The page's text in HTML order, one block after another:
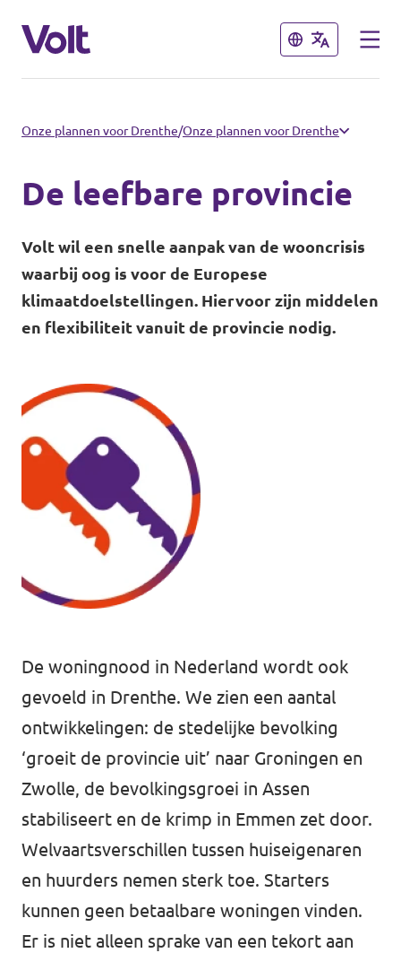
Sluiten
Sluiten
Over Volt
Nieuws
Agenda
Vacatures
Documenten
Onze plannen voor Drenthe/Onze plannen voor Drenthe
De leefbare provincie
Volt wil een snelle aanpak van de wooncrisis
waarbij oog is voor de Europese
klimaatdoelstellingen. Hiervoor zijn middelen
en flexibiliteit vanuit de provincie nodig.
De woningnood in Nederland wordt ook
gevoeld in Drenthe. We zien een aantal
ontwikkelingen: de stedelijke bevolking
‘groeit de provincie uit’ naar Groningen en
Zwolle, de bevolkingsgroei in Assen
stabiliseert en de krimp in Emmen zet door.
Welvaartsverschillen tussen huiseigenaren
en huurders nemen sterk toe. Starters
kunnen geen betaalbare woningen vinden.
Er is niet alleen sprake van een tekort aan